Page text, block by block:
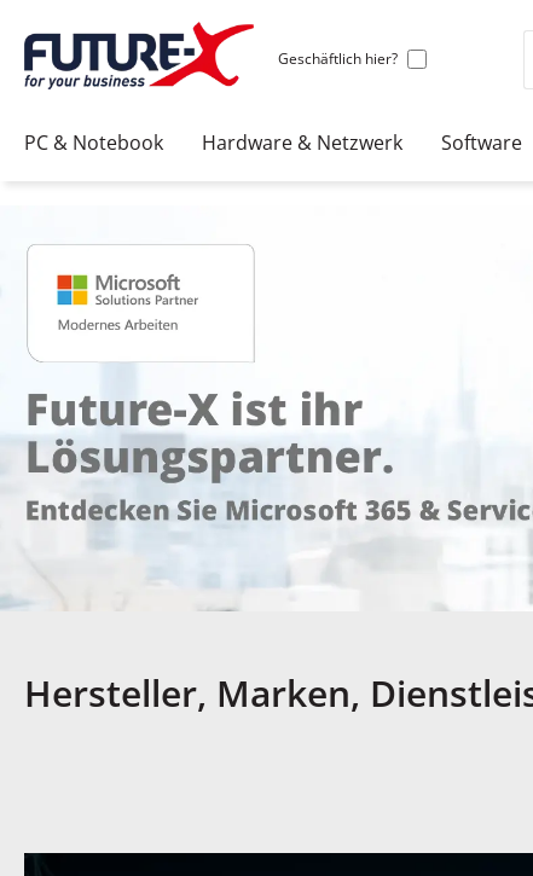
Geschäftlich hier?
PC & Notebook Hardware & Netzwerk Software
Hersteller, Marken,